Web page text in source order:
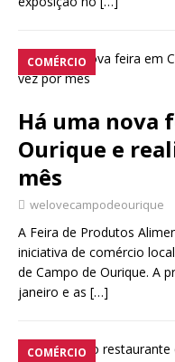
COMÉRCIO
Há uma nova
Ourique e
mês
welovecampodeourique
A Feira de Produtos
iniciativa de comércio
de Campo de Ourique. A
janeiro e as […]
COMÉRCIO